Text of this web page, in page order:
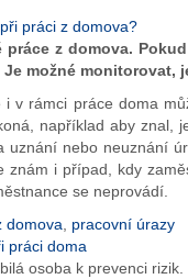
práci z domova?
z domova.
možné
i v rámci práce doma
například aby znal,
uznání nebo neuznání
znám i případ, kdy
se neprovádí.
domova
pracovní úrazy
práci doma
osoba k prevenci